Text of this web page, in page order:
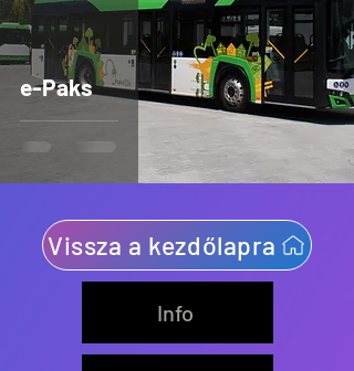
e-Paks
Vissza a kezdőlapra
Info